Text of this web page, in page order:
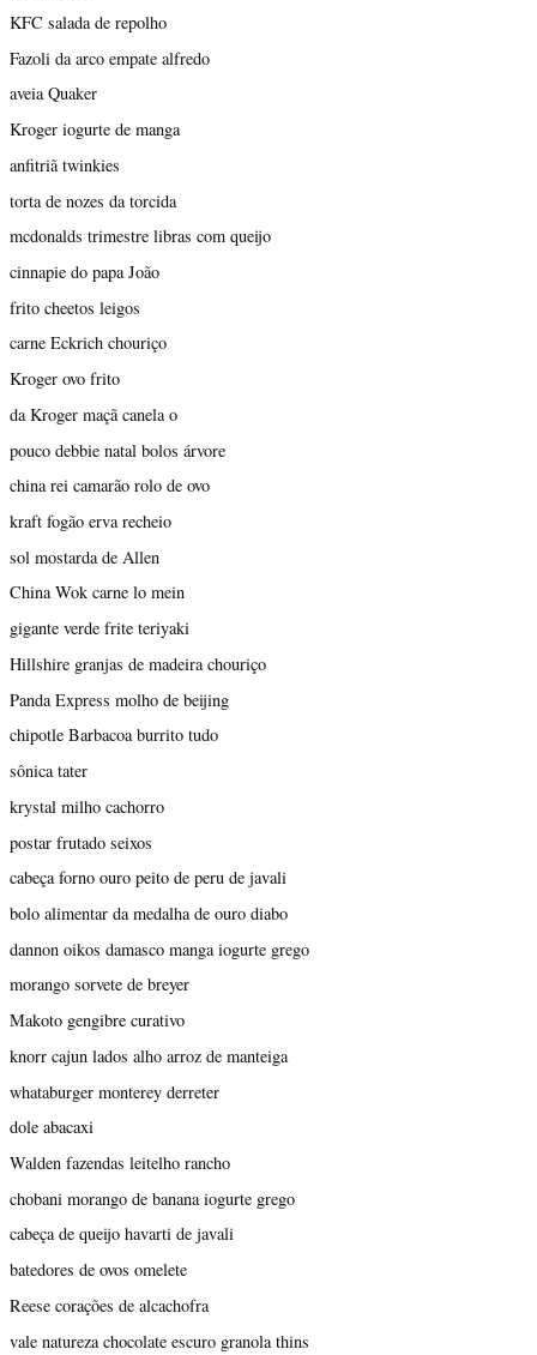
KFC salada de repolho
Fazoli da arco empate alfredo
aveia Quaker
Kroger iogurte de manga
anfitriã twinkies
torta de nozes da torcida
mcdonalds trimestre libras com queijo
cinnapie do papa João
frito cheetos leigos
carne Eckrich chouriço
Kroger ovo frito
da Kroger maçã canela o
pouco debbie natal bolos árvore
china rei camarão rolo de ovo
kraft fogão erva recheio
sol mostarda de Allen
China Wok carne lo mein
gigante verde frite teriyaki
Hillshire granjas de madeira chouriço
Panda Express molho de beijing
chipotle Barbacoa burrito tudo
sônica tater
krystal milho cachorro
postar frutado seixos
cabeça forno ouro peito de peru de javali
bolo alimentar da medalha de ouro diabo
dannon oikos damasco manga iogurte grego
morango sorvete de breyer
Makoto gengibre curativo
knorr cajun lados alho arroz de manteiga
whataburger monterey derreter
dole abacaxi
Walden fazendas leitelho rancho
chobani morango de banana iogurte grego
cabeça de queijo havarti de javali
batedores de ovos omelete
Reese corações de alcachofra
vale natureza chocolate escuro granola thins